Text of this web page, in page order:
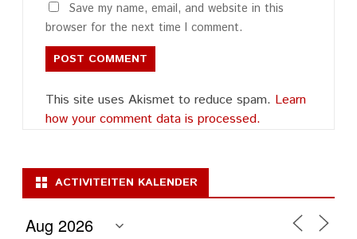
Save my name, email, and website in this
browser for the next time I comment.
This site uses Akismet to reduce spam. Learn
how your comment data is processed.
ACTIVITEITEN KALENDER